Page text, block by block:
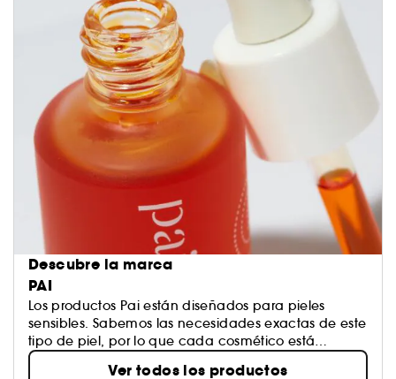
Descubre la marca
PAI
Los productos Pai están diseñados para pieles
sensibles. Sabemos las necesidades exactas de este
tipo de piel, por lo que cada cosmético está
elaborado con los ingredientes con mejores
Ver todos los productos